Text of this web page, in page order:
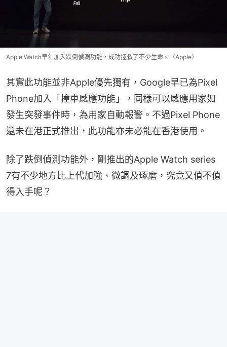
Apple Watch早年加入跌倒偵測功能，成功拯救了不少生命。（Apple）
其實此功能並非Apple優先獨有，Google早已為Pixel
Phone加入「撞車感應功能」，同樣可以感應用家如
發生突發事件時，為用家自動報警。不過Pixel Phone
還未在港正式推出，此功能亦未必能在香港使用。
除了跌倒偵測功能外，剛推出的Apple Watch series
7有不少地方比上代加強、微調及琢磨，究竟又值不值
得入手呢？